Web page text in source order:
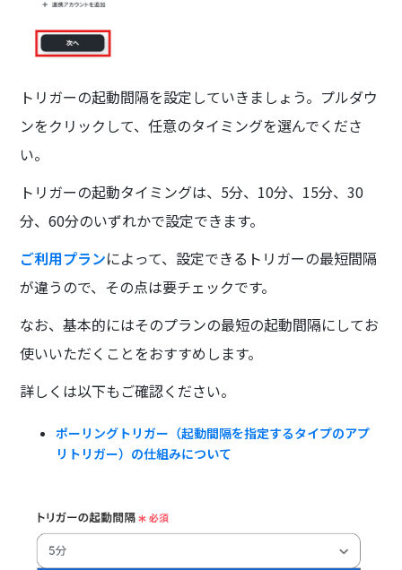
トリガーの起動間隔を設定していきましょう。プルダウ
ンをクリックして、任意のタイミングを選んでくださ
い。
トリガーの起動タイミングは、5分、10分、15分、30
分、60分のいずれかで設定できます。
ご利用プランによって、設定できるトリガーの最短間隔
が違うので、その点は要チェックです。
なお、基本的にはそのプランの最短の起動間隔にしてお
使いいただくことをおすすめします。
詳しくは以下もご確認ください。
ポーリングトリガー（起動間隔を指定するタイプのアプ
リトリガー）の仕組みについて